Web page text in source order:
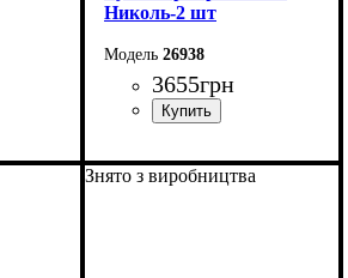
Николь-2 шт
26938
3655грн
Ширина: 46 см
Знято з виробництва